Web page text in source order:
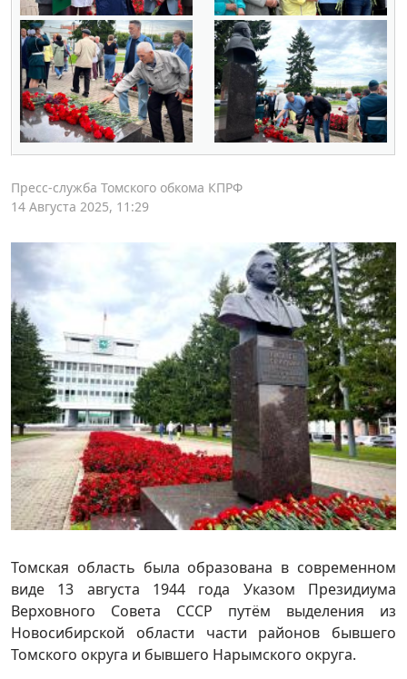
Пресс-служба Томского обкома КПРФ
14 Августа 2025, 11:29
Томская область была образована в современном
виде 13 августа 1944 года Указом Президиума
Верховного Совета СССР путём выделения из
Новосибирской области части районов бывшего
Томского округа и бывшего Нарымского округа.